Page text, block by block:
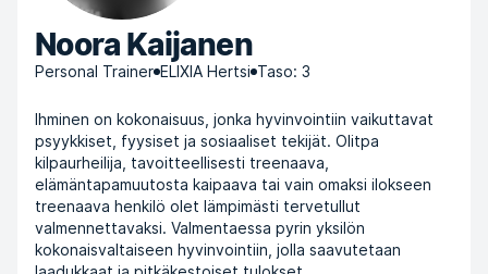
Noora Kaijanen
Personal Trainer ELIXIA Hertsi Taso: 3
Ihminen on kokonaisuus, jonka hyvinvointiin vaikuttavat
psyykkiset, fyysiset ja sosiaaliset tekijät. Olitpa
kilpaurheilija, tavoitteellisesti treenaava,
elämäntapamuutosta kaipaava tai vain omaksi ilokseen
treenaava henkilö olet lämpimästi tervetullut
valmennettavaksi. Valmentaessa pyrin yksilön
kokonaisvaltaiseen hyvinvointiin, jolla saavutetaan